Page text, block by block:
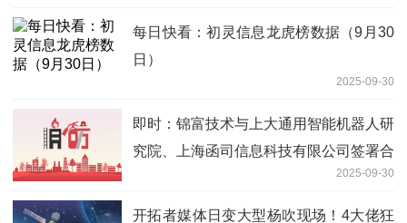
每日快看：初灵信息龙虎榜数据（9月30
日）
2025-09-30
即时：锦富技术与上大通用智能机器人研
究院、上海函司信息科技有限公司签署合
2025-09-30
开拓者媒体日变大型杨吹现场！4大佬狂